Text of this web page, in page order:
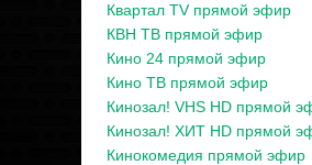
Квартал TV прямой эфир
КВН ТВ прямой эфир
Кино 24 прямой эфир
Кино ТВ прямой эфир
Кинозал! VHS HD прямой
Кинозал! ХИТ HD прямой
Кинокомедия прямой эфир